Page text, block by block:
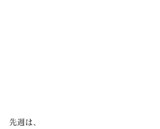
先週は、